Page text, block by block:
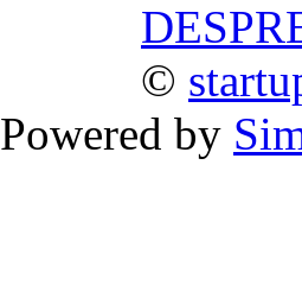
©
Powered by